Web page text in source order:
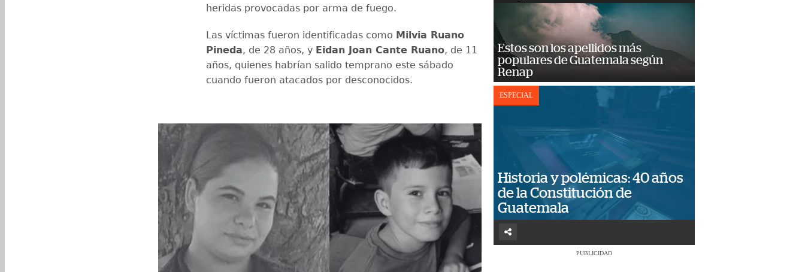
heridas provocadas por arma de fuego.
Las víctimas fueron identificadas como Milvia Ruano
Pineda, de 28 años, y Eidan Joan Cante Ruano, de 11
años, quienes habrían salido temprano este sábado
cuando fueron atacados por desconocidos.
Estos son los apellidos más
populares de Guatemala según
Renap
ESPECIAL
Historia y polémicas: 40 años
de la Constitución de
Guatemala
PUBLICIDAD